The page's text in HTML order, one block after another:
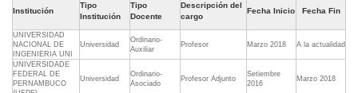
Institución
Tipo
Institución
Tipo
Docente
Descripción del
cargo
Fecha Inicio Fecha Fin
UNIVERSIDAD
NACIONAL DE
INGENIERIA UNI
Universidad
Ordinario-
Auxiliar
Profesor Marzo 2018 A la actualidad
UNIVERSIDADE
FEDERAL DE
PERNAMBUCO
Universidad
Ordinario-
Asociado
Profesor Adjunto
Setiembre
2016
Marzo 2018